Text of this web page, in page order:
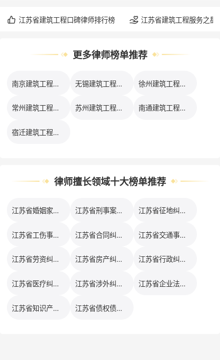
江苏省建筑工程口碑律师排行榜 江苏省建筑工程服务之星
更多律师榜单推荐
南京建筑工程律师排行榜 无锡建筑工程律师排行榜 徐州建筑工程律师排行榜
常州建筑工程律师排行榜 苏州建筑工程律师排行榜 南通建筑工程律师排行榜
宿迁建筑工程律师排行榜
律师擅长领域十大榜单推荐
江苏省婚姻家事律师排行榜 江苏省刑事案件律师排行榜 江苏省征地纠纷律师排行榜
江苏省工伤事故律师排行榜 江苏省合同纠纷律师排行榜 江苏省交通事故律师排行榜
江苏省劳资纠纷律师排行榜 江苏省房产纠纷律师排行榜 江苏省行政纠纷律师排行榜
江苏省医疗纠纷律师排行榜 江苏省涉外纠纷律师排行榜 江苏省企业法务律师排行榜
江苏省知识产权律师排行榜 江苏省债权债务律师排行榜